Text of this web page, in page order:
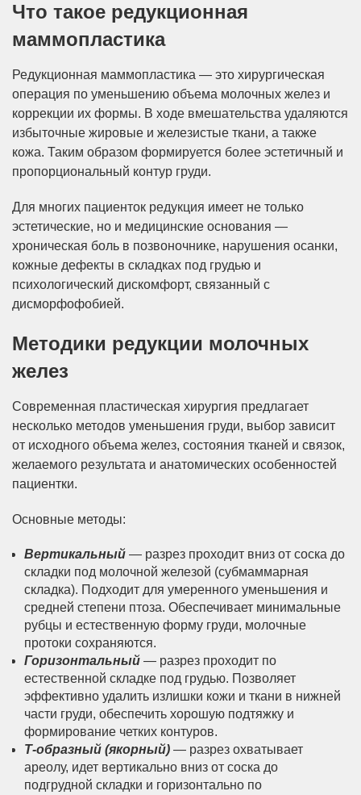
Что такое редукционная
маммопластика
Редукционная маммопластика — это хирургическая
операция по уменьшению объема молочных желез и
коррекции их формы. В ходе вмешательства удаляются
избыточные жировые и железистые ткани, а также
кожа. Таким образом формируется более эстетичный и
пропорциональный контур груди.
Для многих пациенток редукция имеет не только
эстетические, но и медицинские основания —
хроническая боль в позвоночнике, нарушения осанки,
кожные дефекты в складках под грудью и
психологический дискомфорт, связанный с
дисморфофобией.
Методики редукции молочных
желез
Современная пластическая хирургия предлагает
несколько методов уменьшения груди, выбор зависит
от исходного объема желез, состояния тканей и связок,
желаемого результата и анатомических особенностей
пациентки.
Основные методы:
Вертикальный — разрез проходит вниз от соска до
складки под молочной железой (субмаммарная
складка). Подходит для умеренного уменьшения и
средней степени птоза. Обеспечивает минимальные
рубцы и естественную форму груди, молочные
протоки сохраняются.
Горизонтальный — разрез проходит по
естественной складке под грудью. Позволяет
эффективно удалить излишки кожи и ткани в нижней
части груди, обеспечить хорошую подтяжку и
формирование четких контуров.
Т-образный (якорный) — разрез охватывает
ареолу, идет вертикально вниз от соска до
подгрудной складки и горизонтально по